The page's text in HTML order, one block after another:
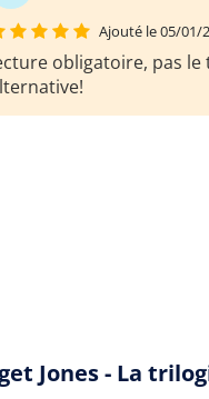
Ajouté le 05/01/
obligatoire, pas le
Jones - La